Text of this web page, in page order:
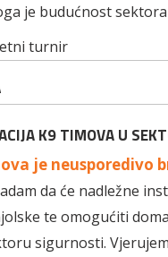
je budućnost
turnir
K9 TIMOVA U
je neusporedivo
da će nadležne
te omogućiti
sigurnosti.